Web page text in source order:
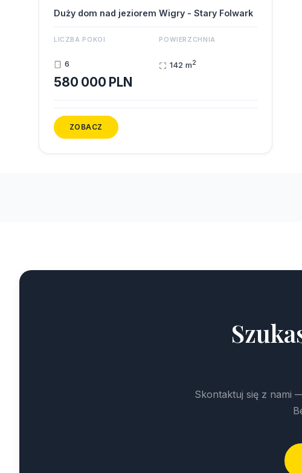
Duży dom nad jeziorem Wigry - Stary Folwark
LICZBA POKOI
6
POWIERZCHNIA
142 m2
580 000 PLN
ZOBACZ
Skontaktuj się z nami